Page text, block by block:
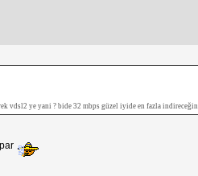
vdsl2 ye yani ? bide 32 mbps güzel iyide en fazla